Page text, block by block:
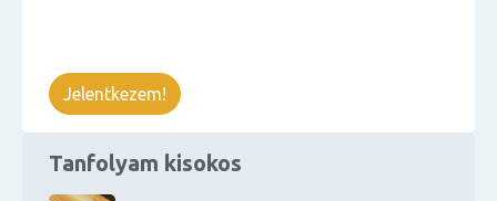
Tanfolyam kisokos
Jelentkezem!